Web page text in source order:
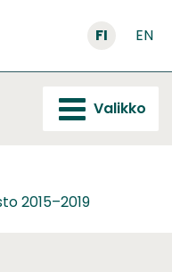
FI EN
Valikko
2015–2019